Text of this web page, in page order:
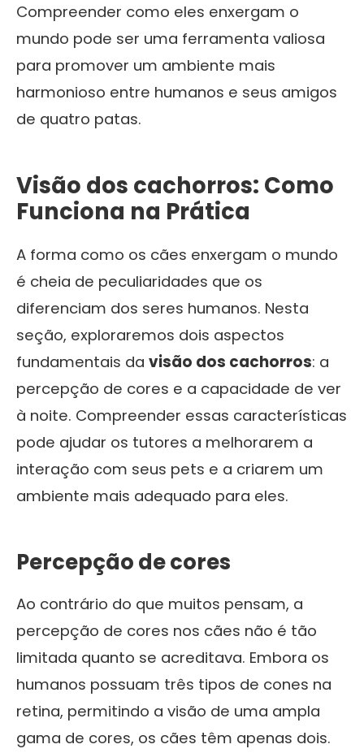
Compreender como eles enxergam o
mundo pode ser uma ferramenta valiosa
para promover um ambiente mais
harmonioso entre humanos e seus amigos
de quatro patas.
Visão dos cachorros: Como
Funciona na Prática
A forma como os cães enxergam o mundo
é cheia de peculiaridades que os
diferenciam dos seres humanos. Nesta
seção, exploraremos dois aspectos
fundamentais da visão dos cachorros: a
percepção de cores e a capacidade de ver
à noite. Compreender essas características
pode ajudar os tutores a melhorarem a
interação com seus pets e a criarem um
ambiente mais adequado para eles.
Percepção de cores
Ao contrário do que muitos pensam, a
percepção de cores nos cães não é tão
limitada quanto se acreditava. Embora os
humanos possuam três tipos de cones na
retina, permitindo a visão de uma ampla
gama de cores, os cães têm apenas dois.